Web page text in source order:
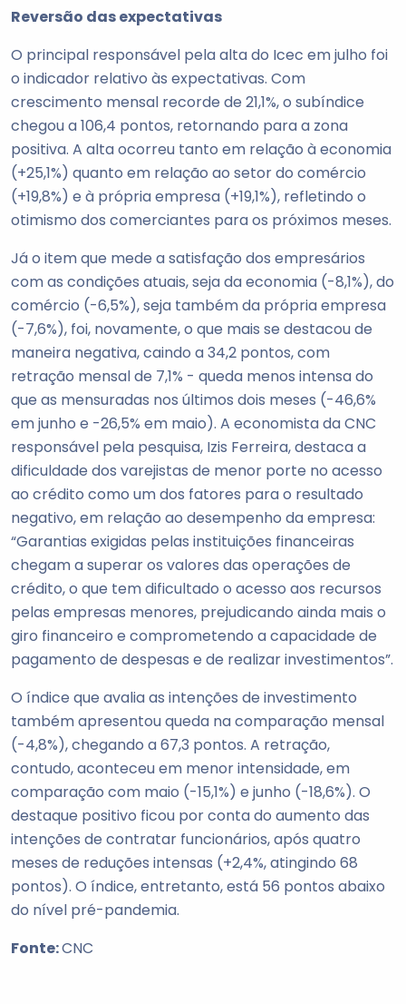
Reversão das expectativas
O principal responsável pela alta do Icec em julho foi
o indicador relativo às expectativas. Com
crescimento mensal recorde de 21,1%, o subíndice
chegou a 106,4 pontos, retornando para a zona
positiva. A alta ocorreu tanto em relação à economia
(+25,1%) quanto em relação ao setor do comércio
(+19,8%) e à própria empresa (+19,1%), refletindo o
otimismo dos comerciantes para os próximos meses.
Já o item que mede a satisfação dos empresários
com as condições atuais, seja da economia (-8,1%), do
comércio (-6,5%), seja também da própria empresa
(-7,6%), foi, novamente, o que mais se destacou de
maneira negativa, caindo a 34,2 pontos, com
retração mensal de 7,1% - queda menos intensa do
que as mensuradas nos últimos dois meses (-46,6%
em junho e -26,5% em maio). A economista da CNC
responsável pela pesquisa, Izis Ferreira, destaca a
dificuldade dos varejistas de menor porte no acesso
ao crédito como um dos fatores para o resultado
negativo, em relação ao desempenho da empresa:
“Garantias exigidas pelas instituições financeiras
chegam a superar os valores das operações de
crédito, o que tem dificultado o acesso aos recursos
pelas empresas menores, prejudicando ainda mais o
giro financeiro e comprometendo a capacidade de
pagamento de despesas e de realizar investimentos”.
O índice que avalia as intenções de investimento
também apresentou queda na comparação mensal
(-4,8%), chegando a 67,3 pontos. A retração,
contudo, aconteceu em menor intensidade, em
comparação com maio (-15,1%) e junho (-18,6%). O
destaque positivo ficou por conta do aumento das
intenções de contratar funcionários, após quatro
meses de reduções intensas (+2,4%, atingindo 68
pontos). O índice, entretanto, está 56 pontos abaixo
do nível pré-pandemia.
Fonte:CNC